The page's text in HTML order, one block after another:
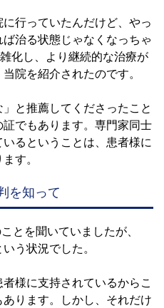
に行っていたんだけど、やっ
治る状態じゃなくなっちゃ
化し、より継続的な治療が
院を紹介されたのです。
と推薦してくださったこと
でもあります。専門家同士
るということは、患者様に
す。
を知って
とを聞いていましたが、
う状況でした。
様に支持されているからこ
ります。しかし、それだけ